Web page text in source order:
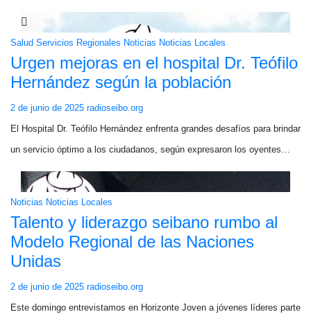
Salud Servicios Regionales Noticias Noticias Locales
Urgen mejoras en el hospital Dr. Teófilo
Hernández según la población
2 de junio de 2025 radioseibo.org
El Hospital Dr. Teófilo Hernández enfrenta grandes desafíos para brindar
un servicio óptimo a los ciudadanos, según expresaron los oyentes…
Noticias Noticias Locales
Talento y liderazgo seibano rumbo al
Modelo Regional de las Naciones
Unidas
2 de junio de 2025 radioseibo.org
Este domingo entrevistamos en Horizonte Joven a jóvenes líderes parte